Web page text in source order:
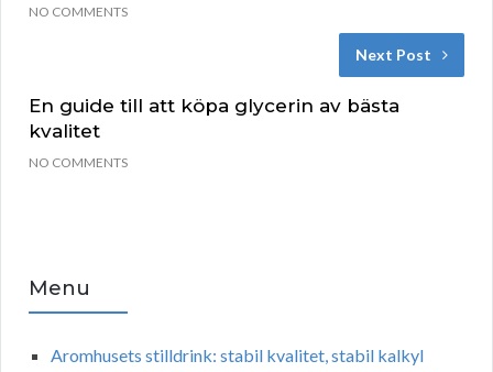
NO COMMENTS
Next Post
En guide till att köpa glycerin av bästa
kvalitet
NO COMMENTS
Menu
Aromhusets stilldrink: stabil kvalitet, stabil kalkyl